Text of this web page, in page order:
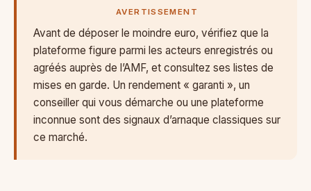
AVERTISSEMENT
Avant de déposer le moindre euro, vérifiez que la
plateforme figure parmi les acteurs enregistrés ou
agréés auprès de l’AMF, et consultez ses listes de
mises en garde. Un rendement « garanti », un
conseiller qui vous démarche ou une plateforme
inconnue sont des signaux d’arnaque classiques sur
ce marché.